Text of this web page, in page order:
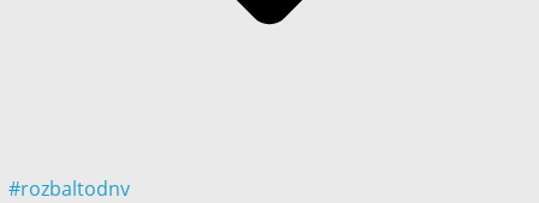
#rozbaltodnv